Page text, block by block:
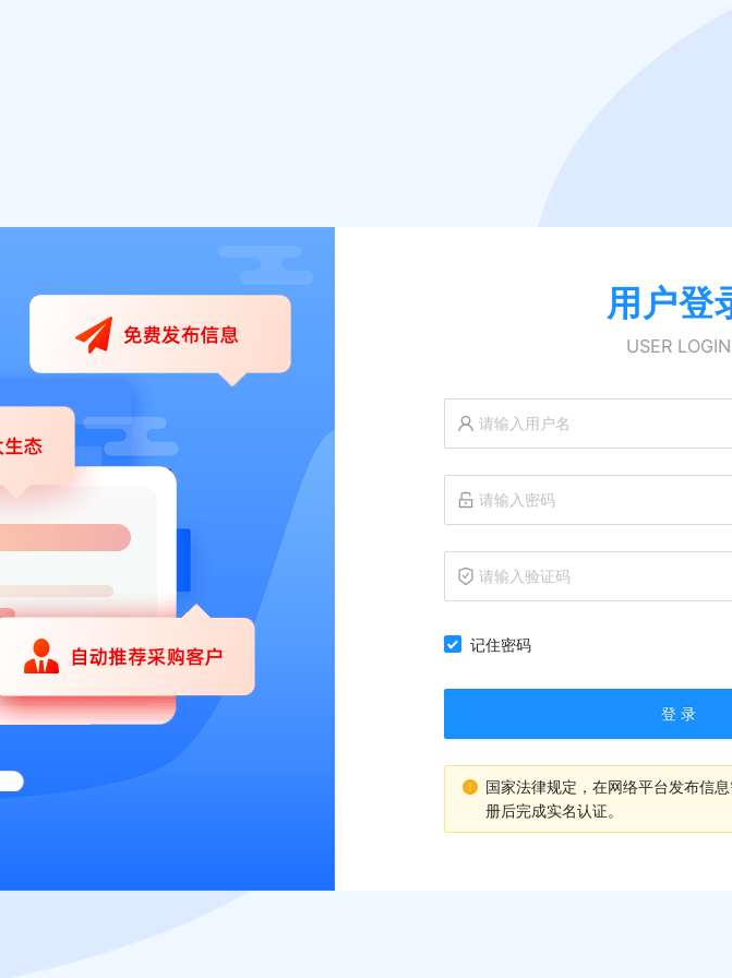
用户登
USER LOGIN
记住密码
登 录
国家法律规定，在网络平台发布信
册后完成实名认证。